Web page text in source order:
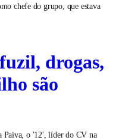
chefe do grupo, que estava
drogas,
são
Paiva, o '12', líder do CV na